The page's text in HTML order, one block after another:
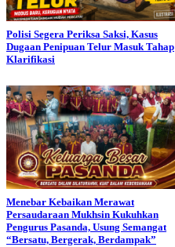
Polisi Segera Periksa Saksi, Kasus
Dugaan Penipuan Telur Masuk Tahap
Klarifikasi
Menebar Kebaikan Merawat
Persaudaraan Mukhsin Kukuhkan
Pengurus Pasanda, Usung Semangat
“Bersatu, Bergerak, Berdampak”